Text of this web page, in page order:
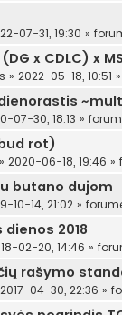
07-31, 19:30 »
x CDLC) x MS
» 2022-05-18, 10:51
07-30, 18:13 »
rot)
» 2020-06-18, 19:46 »
butano dujom
10-14, 21:02 »
2018
02-20, 14:46 »
rašymo
2017-04-30, 22:36 »